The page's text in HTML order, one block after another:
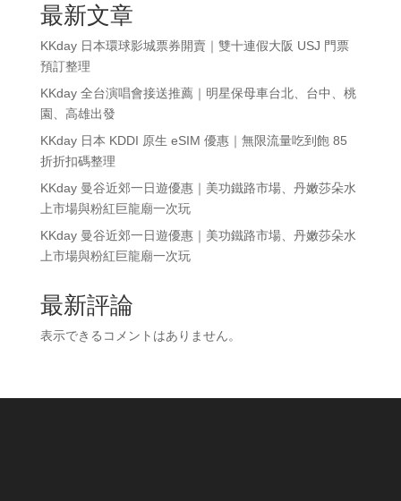
最新文章
KKday 日本環球影城票券開賣｜雙十連假大阪 USJ 門票
預訂整理
KKday 全台演唱會接送推薦｜明星保母車台北、台中、桃
園、高雄出發
KKday 日本 KDDI 原生 eSIM 優惠｜無限流量吃到飽 85
折折扣碼整理
KKday 曼谷近郊一日遊優惠｜美功鐵路市場、丹嫩莎朵水
上市場與粉紅巨龍廟一次玩
KKday 曼谷近郊一日遊優惠｜美功鐵路市場、丹嫩莎朵水
上市場與粉紅巨龍廟一次玩
最新評論
表示できるコメントはありません。